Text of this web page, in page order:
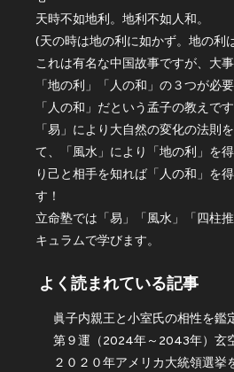
天時不如地利。地利不如人和。
(天の時は地の利に如かず。地の利
これは有名な中国故事ですが、大
「地の利」「人の和」の３つが必
「人の和」だという孟子の教えです
「易」により大自然の変化の法則
て、「風水」により「地の利」を
り己と相手を知れば「人の和」を
す！
立命塾では「易」「風水」「四柱
キュラムで学びます。
よく読まれている記事
眞子内親王と小室氏の相性を鑑
第９運（2024年～2043年）玄
２０２０年アメリカ大統領選挙